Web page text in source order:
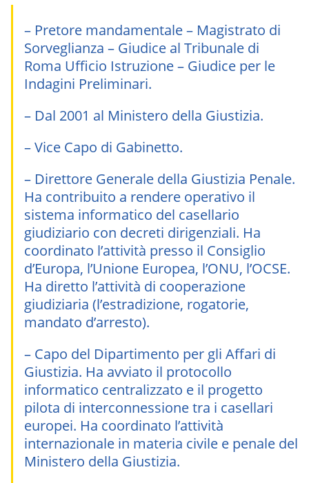
– Pretore mandamentale – Magistrato di
Sorveglianza – Giudice al Tribunale di
Roma Ufficio Istruzione – Giudice per le
Indagini Preliminari.
– Dal 2001 al Ministero della Giustizia.
– Vice Capo di Gabinetto.
– Direttore Generale della Giustizia Penale.
Ha contribuito a rendere operativo il
sistema informatico del casellario
giudiziario con decreti dirigenziali. Ha
coordinato l’attività presso il Consiglio
d’Europa, l’Unione Europea, l’ONU, l’OCSE.
Ha diretto l’attività di cooperazione
giudiziaria (l’estradizione, rogatorie,
mandato d’arresto).
– Capo del Dipartimento per gli Affari di
Giustizia. Ha avviato il protocollo
informatico centralizzato e il progetto
pilota di interconnessione tra i casellari
europei. Ha coordinato l’attività
internazionale in materia civile e penale del
Ministero della Giustizia.